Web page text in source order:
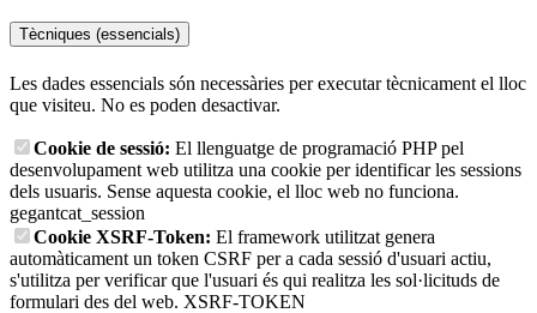
Tècniques (essencials)
Les dades essencials són necessàries per executar tècnicament el lloc
que visiteu. No es poden desactivar.
Cookie de sessió: El llenguatge de programació PHP pel
desenvolupament web utilitza una cookie per identificar les sessions
dels usuaris. Sense aquesta cookie, el lloc web no funciona.
gegantcat_session
Cookie XSRF-Token: El framework utilitzat genera
automàticament un token CSRF per a cada sessió d'usuari actiu,
s'utilitza per verificar que l'usuari és qui realitza les sol·licituds de
formulari des del web. XSRF-TOKEN